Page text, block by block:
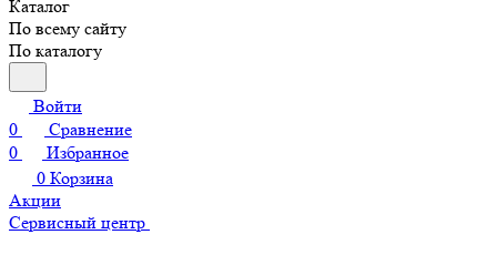
Каталог
По всему сайту
По каталогу
Войти
0
Сравнение
0
Избранное
0 Корзина
Акции
Сервисный центр